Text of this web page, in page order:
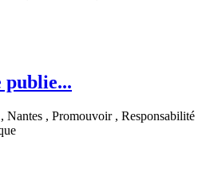
publie...
Nantes , Promouvoir , Responsabilité